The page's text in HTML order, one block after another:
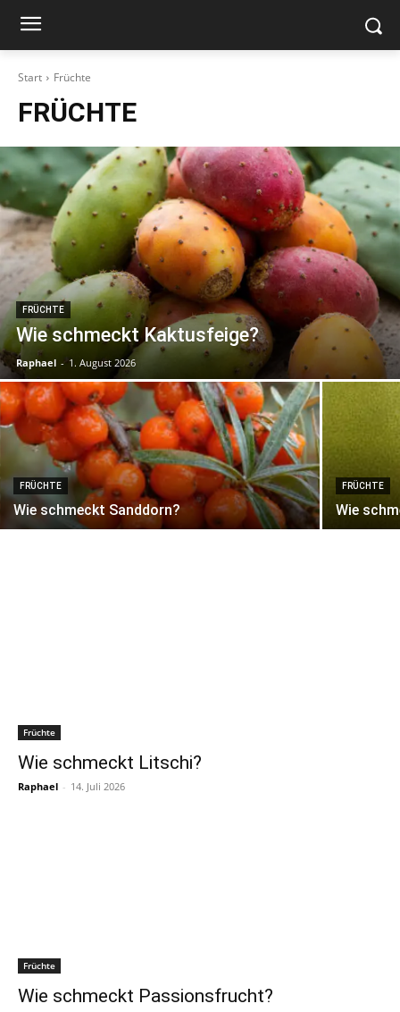
Start Früchte
FRÜCHTE
FRÜCHTE
Wie schmeckt Kaktusfeige?
Raphael - 1. August 2026
FRÜCHTE
Wie schmeckt Sanddorn?
FRÜCHTE
Wie
Früchte
Wie schmeckt Litschi?
Raphael - 14. Juli 2026
Früchte
Wie schmeckt Passionsfrucht?